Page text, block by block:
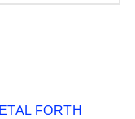
FORTH